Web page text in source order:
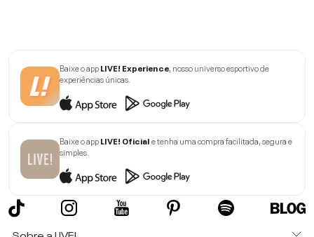
Baixe o appLIVE! Experience , nosso universo esportivo de
experiências únicas.
Baixe o appLIVE! Oficiale tenha uma compra facilitada, segura e
simples.